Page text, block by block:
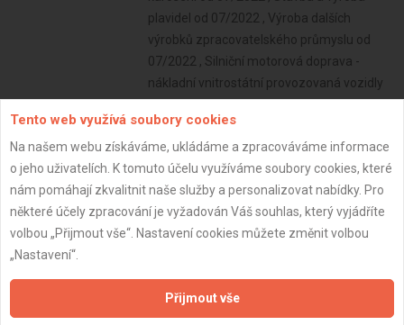
plavidel od 07/2022 , Výroba dalších
výrobků zpracovatelského průmyslu od
07/2022 , Silniční motorová doprava -
nákladní vnitrostátní provozovaná vozidly
povolené hmotnosti nepřesahující 3,5 tuny
určenými k přepravě zvířat nebo věcí a
nákladní mezinárodní provozovaná
vozidly nebo jízdními soupravami o
největší povolené hmotnosti nepřesahující
2,5 tuny určenými k přepravě zvířat nebo
DPH: Neplátce
Tento web využívá soubory cookies
Na našem webu získáváme, ukládáme a zpracováváme informace
o jeho uživatelích. K tomuto účelu využíváme soubory cookies, které
nám pomáhají zkvalitnit naše služby a personalizovat nabídky. Pro
některé účely zpracování je vyžadován Váš souhlas, který vyjádříte
volbou „Přijmout vše“. Nastavení cookies můžete změnit volbou
„Nastavení“.
Přijmout vše